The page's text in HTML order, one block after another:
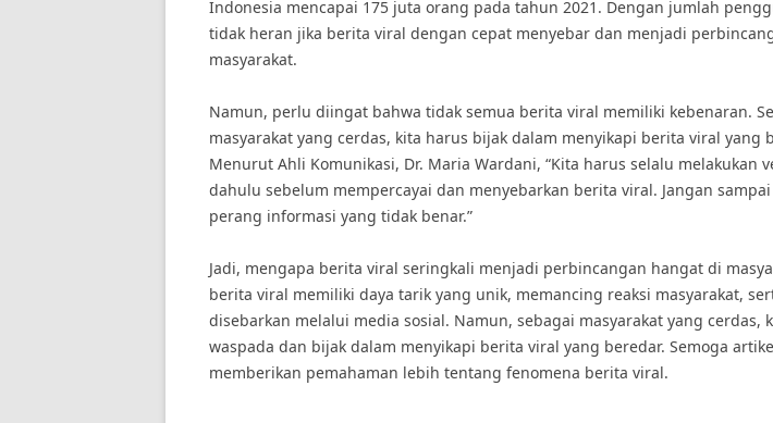
Indonesia mencapai 175 juta orang pada tahun 2021. Dengan jumlah
tidak heran jika berita viral dengan cepat menyebar dan menjadi
masyarakat.
Namun, perlu diingat bahwa tidak semua berita viral memiliki kebenaran.
masyarakat yang cerdas, kita harus bijak dalam menyikapi berita viral yang
Menurut Ahli Komunikasi, Dr. Maria Wardani, “Kita harus selalu melakukan
dahulu sebelum mempercayai dan menyebarkan berita viral. Jangan
perang informasi yang tidak benar.”
Jadi, mengapa berita viral seringkali menjadi perbincangan hangat di
berita viral memiliki daya tarik yang unik, memancing reaksi masyarakat,
disebarkan melalui media sosial. Namun, sebagai masyarakat yang cerdas,
waspada dan bijak dalam menyikapi berita viral yang beredar. Semoga
memberikan pemahaman lebih tentang fenomena berita viral.